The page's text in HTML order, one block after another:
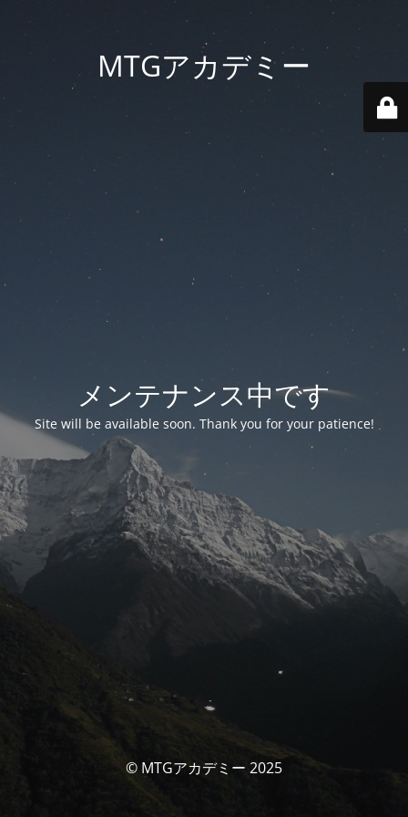
MTGアカデミー
メンテナンス中です
Site will be available soon. Thank you for your patience!
© MTGアカデミー 2025